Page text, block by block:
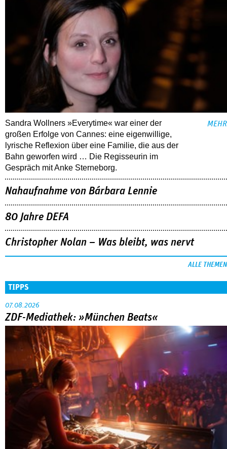
Sandra Wollners »Everytime« war einer der
großen Erfolge von Cannes: eine eigenwillige,
lyrische Reflexion über eine ­Familie, die aus der
Bahn geworfen wird … Die Regisseurin im
Gespräch mit Anke Sterneborg.
MEHR
Nahaufnahme von Bárbara Lennie
80 Jahre DEFA
Christopher Nolan – Was bleibt, was nervt
ALLE THEMEN
TIPPS
07.08.2026
ZDF-Mediathek: »München Beats«